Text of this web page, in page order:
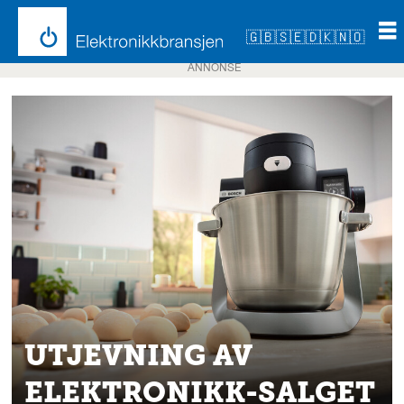
🇬🇧🇸🇪🇩🇰🇳🇴
ANNONSE
UTJEVNING AV
ELEKTRONIKK-SALGET